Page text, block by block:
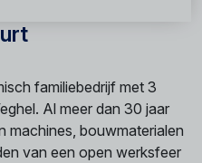
familiebedrijf met 3
Al meer dan 30 jaar
machines, bouwmaterialen
van een open werksfeer